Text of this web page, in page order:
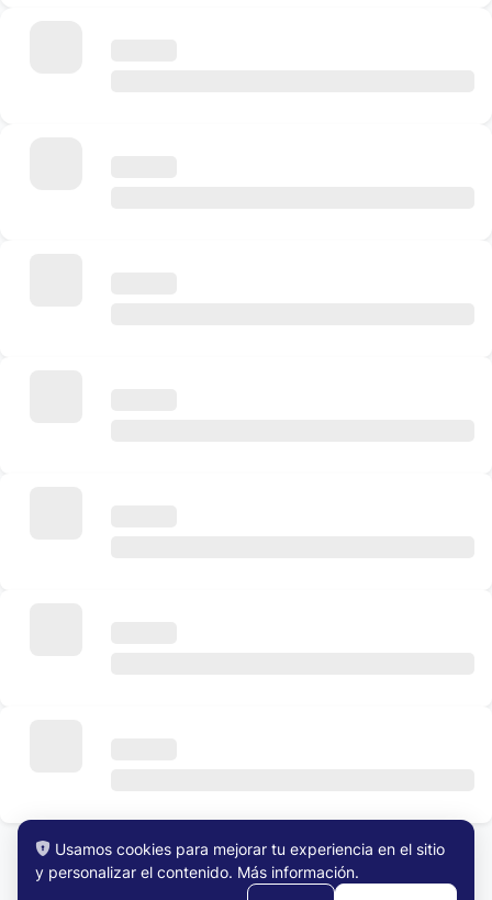
Usamos cookies para mejorar tu experiencia en el sitio
y personalizar el contenido. Más información.